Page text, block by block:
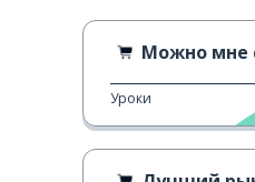
Можно мне
Уроки